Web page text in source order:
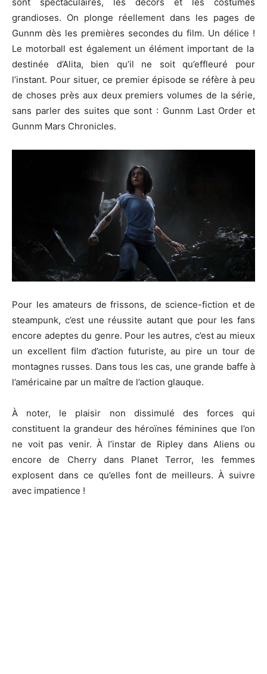
sont spectaculaires, les décors et les costumes
grandioses. On plonge réellement dans les pages de
Gunnm dès les premières secondes du film. Un délice !
Le motorball est également un élément important de la
destinée d’Alita, bien qu’il ne soit qu’effleuré pour
l’instant. Pour situer, ce premier épisode se réfère à peu
de choses près aux deux premiers volumes de la série,
sans parler des suites que sont : Gunnm Last Order et
Gunnm Mars Chronicles.
Pour les amateurs de frissons, de science-fiction et de
steampunk, c’est une réussite autant que pour les fans
encore adeptes du genre. Pour les autres, c’est au mieux
un excellent film d’action futuriste, au pire un tour de
montagnes russes. Dans tous les cas, une grande baffe à
l’américaine par un maître de l’action glauque.
À noter, le plaisir non dissimulé des forces qui
constituent la grandeur des héroïnes féminines que l’on
ne voit pas venir. À l’instar de Ripley dans Aliens ou
encore de Cherry dans Planet Terror, les femmes
explosent dans ce qu’elles font de meilleurs. À suivre
avec impatience !